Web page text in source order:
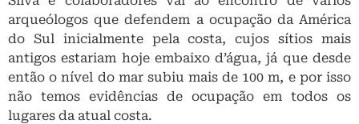
arqueólogos que defendem a ocupação da América
do Sul inicialmente pela costa, cujos sítios mais
antigos estariam hoje embaixo d’água, já que desde
então o nível do mar subiu mais de 100 m, e por isso
não temos evidências de ocupação em todos os
lugares da atual costa.